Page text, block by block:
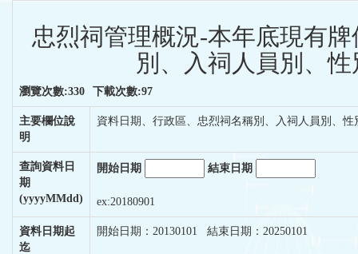
忠烈祠管理概況-本年底現有
別、入祠人員別、
瀏覽次數:330 下載次數:97
主要欄位說
明
資料日期、行政區、忠烈祠名稱別、入祠人員別、性
查詢資料日
期
(yyyyMMdd)
開始日期 結束日期
ex:20180901
資料日期起
迄
開始日期：20130101 結束日期：20250101